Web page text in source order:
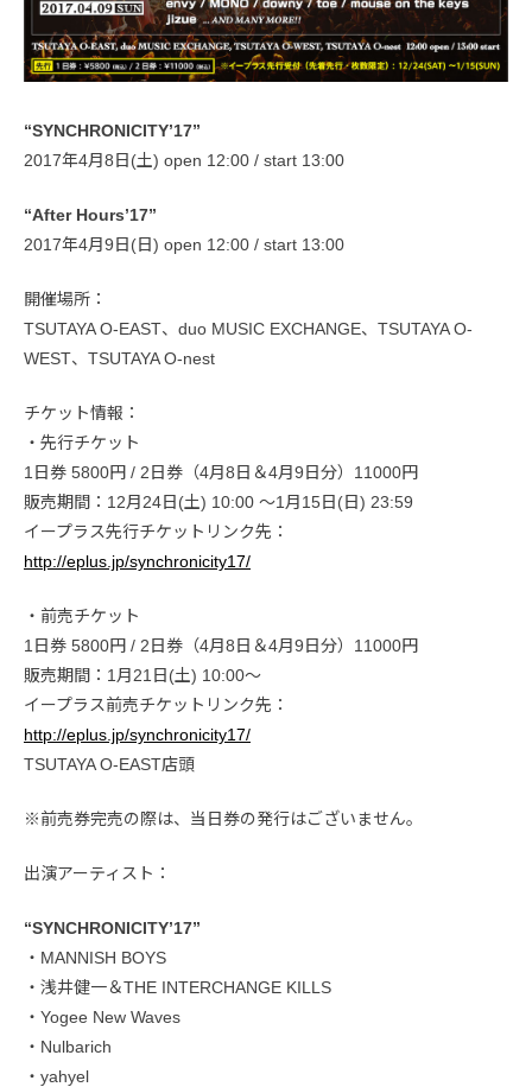
“SYNCHRONICITY’17”
2017年4月8日(土) open 12:00 / start 13:00
“After Hours’17”
2017年4月9日(日) open 12:00 / start 13:00
開催場所：
TSUTAYA O-EAST、duo MUSIC EXCHANGE、TSUTAYA O-
WEST、TSUTAYA O-nest
チケット情報：
・先行チケット
1日券 5800円 / 2日券（4月8日＆4月9日分）11000円
販売期間：12月24日(土) 10:00 ～1月15日(日) 23:59
イープラス先行チケットリンク先：
http://eplus.jp/synchronicity17/
・前売チケット
1日券 5800円 / 2日券（4月8日＆4月9日分）11000円
販売期間：1月21日(土) 10:00～
イープラス前売チケットリンク先：
http://eplus.jp/synchronicity17/
TSUTAYA O-EAST店頭
※前売券完売の際は、当日券の発行はございません。
出演アーティスト：
“SYNCHRONICITY’17”
・MANNISH BOYS
・浅井健一＆THE INTERCHANGE KILLS
・Yogee New Waves
・Nulbarich
・yahyel